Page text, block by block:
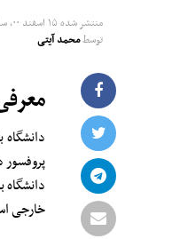
منتشر شده ۱۵ اسفند ۰۰, ساعت: ۸:۴۹
توسطمحمد آیتی
دانشگاه
خارجی